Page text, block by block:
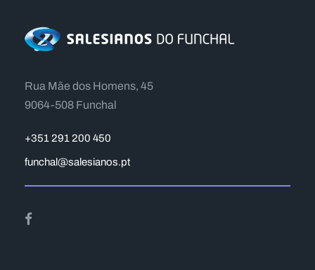
Rua Mãe dos Homens, 45
9064-508 Funchal
+351 291 200 450
funchal@salesianos.pt